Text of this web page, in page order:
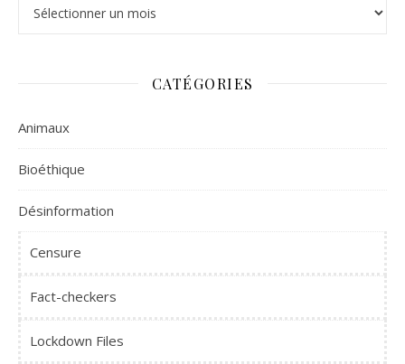
CATÉGORIES
Animaux
Bioéthique
Désinformation
Censure
Fact-checkers
Lockdown Files